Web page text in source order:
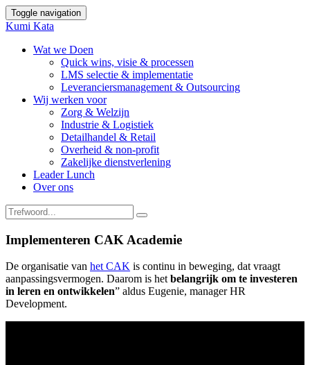
Toggle navigation
Kumi Kata
Wat we Doen
Quick wins, visie & processen
LMS selectie & implementatie
Leveranciersmanagement & Outsourcing
Wij werken voor
Zorg & Welzijn
Industrie & Logistiek
Detailhandel & Retail
Overheid & non-profit
Zakelijke dienstverlening
Leader Lunch
Over ons
Implementeren CAK Academie
De organisatie van het CAK is continu in beweging, dat vraagt
aanpassingsvermogen. Daarom is hetbelangrijk om te investeren
in leren en ontwikkelen” aldus Eugenie, manager HR
Development.